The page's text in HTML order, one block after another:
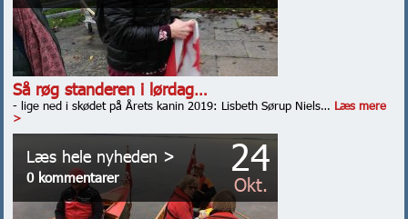
Så røg standeren i lørdag…
- lige ned i skødet på Årets kanin 2019: Lisbeth Sørup Niels… Læs mere
>
Læs hele nyheden >
0 kommentarer 24
Okt.